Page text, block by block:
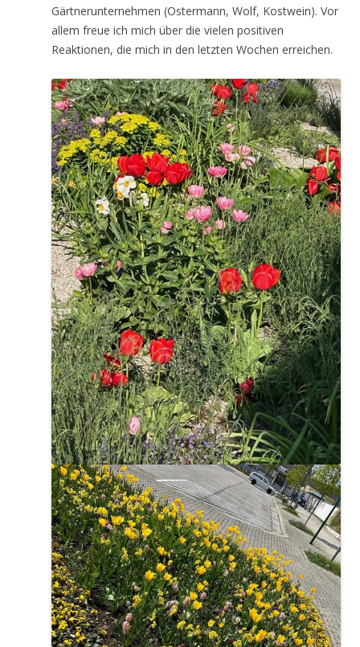
Gärtnerunternehmen (Ostermann, Wolf, Kostwein). Vor
allem freue ich mich über die vielen positiven
Reaktionen, die mich in den letzten Wochen erreichen.